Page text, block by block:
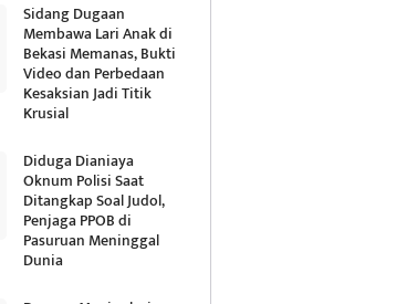
Sidang Dugaan
Membawa Lari Anak di
Bekasi Memanas, Bukti
Video dan Perbedaan
Kesaksian Jadi Titik
Krusial
Diduga Dianiaya
Oknum Polisi Saat
Ditangkap Soal Judol,
Penjaga PPOB di
Pasuruan Meninggal
Dunia